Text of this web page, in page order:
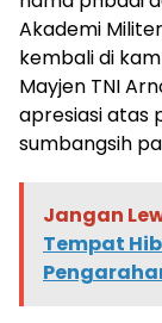
Akademi
kembali di
Mayjen TNI
apresiasi atas
sumbangsih
Jangan
Tempat